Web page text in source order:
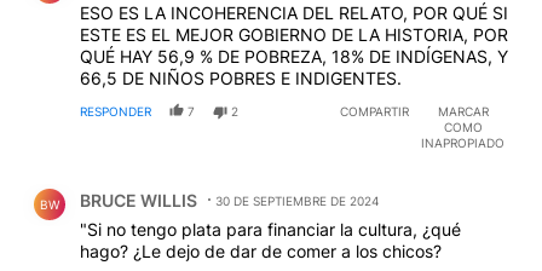
ESO ES LA INCOHERENCIA DEL RELATO, POR QUÉ SI
ESTE ES EL MEJOR GOBIERNO DE LA HISTORIA, POR
QUÉ HAY 56,9 % DE POBREZA, 18% DE INDÍGENAS, Y
66,5 DE NIÑOS POBRES E INDIGENTES.
RESPONDER 7 2 COMPARTIR
MARCAR
COMO
INAPROPIADO
BW BRUCE WILLIS 30 DE SEPTIEMBRE DE 2024
"Si no tengo plata para financiar la cultura, ¿qué
hago? ¿Le dejo de dar de comer a los chicos?